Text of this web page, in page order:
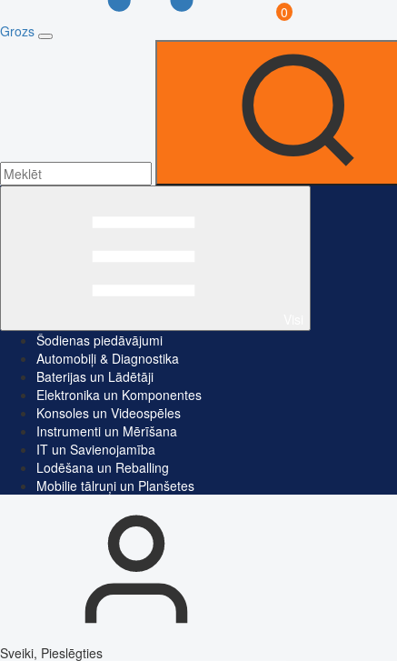
0
Grozs
Šodienas piedāvājumi
Automobiļi & Diagnostika
Baterijas un Lādētāji
Elektronika un Komponentes
Konsoles un Videospēles
Instrumenti un Mērīšana
IT un Savienojamība
Lodēšana un Reballing
Mobilie tālruņi un Planšetes
Sveiki, Pieslēgties